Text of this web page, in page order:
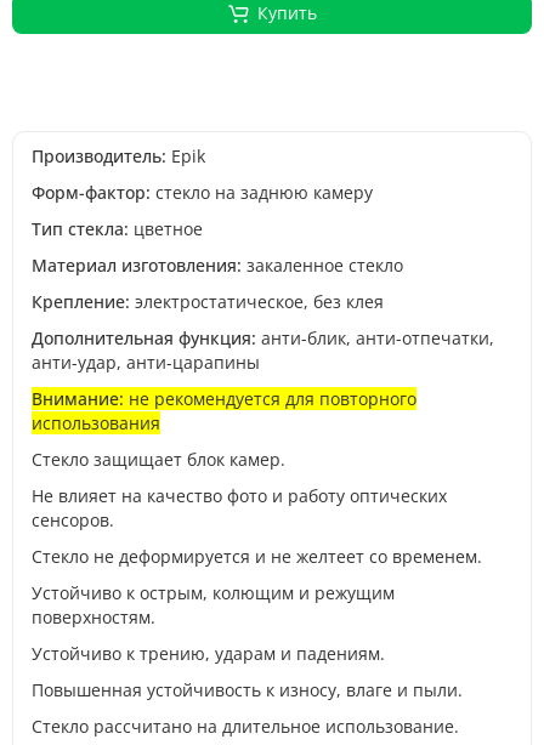
Купить
Производитель: Epik
Форм-фактор: стекло на заднюю камеру
Тип стекла: цветное
Материал изготовления: закаленное стекло
Крепление: электростатическое, без клея
Дополнительная функция: анти-блик, анти-отпечатки,
анти-удар, анти-царапины
Внимание: не рекомендуется для повторного
использования
Стекло защищает блок камер.
Не влияет на качество фото и работу оптических
сенсоров.
Стекло не деформируется и не желтеет со временем.
Устойчиво к острым, колющим и режущим
поверхностям.
Устойчиво к трению, ударам и падениям.
Повышенная устойчивость к износу, влаге и пыли.
Стекло рассчитано на длительное использование.